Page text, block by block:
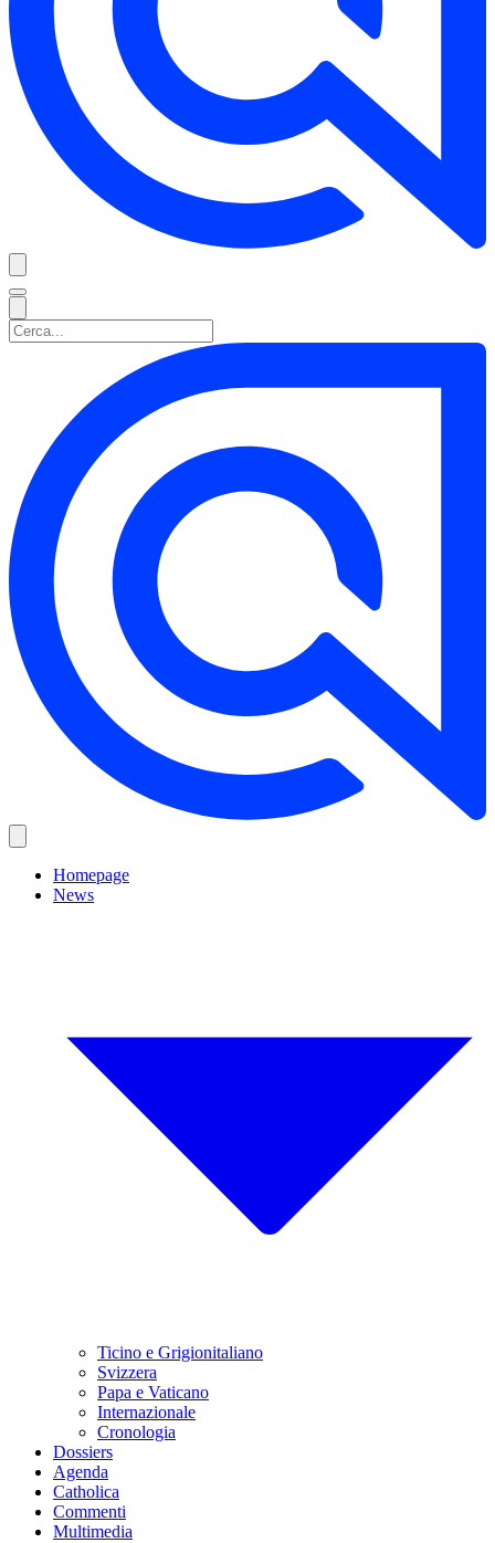
Homepage
News
Ticino e Grigionitaliano
Svizzera
Papa e Vaticano
Internazionale
Cronologia
Dossiers
Agenda
Catholica
Commenti
Multimedia